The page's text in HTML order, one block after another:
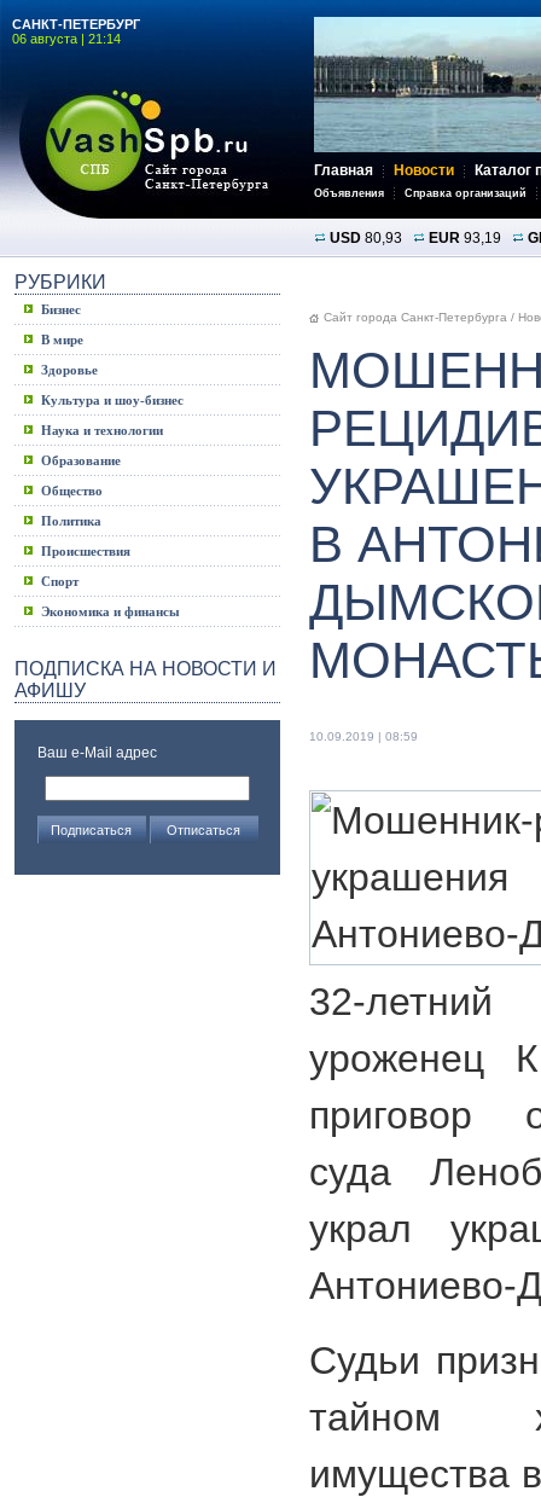
САНКТ-ПЕТЕРБУРГ
06 августа | 21:14
Главная Новости Каталог
Объявления Справка организаций
USD 80,93 EUR 93,19
РУБРИКИ
Бизнес
В мире
Здоровье
Культура и шоу-бизнес
Наука и технологии
Образование
Общество
Политика
Происшествия
Спорт
Экономика и финансы
ПОДПИСКА НА НОВОСТИ И
АФИШУ
Ваш e-Mail адрес
Сайт города Санкт-Петербурга /
В
10.09.2019 | 08:59
32-
уроженец
приговор
суда
украл
Антониево-
Судьи
тайном
имущества